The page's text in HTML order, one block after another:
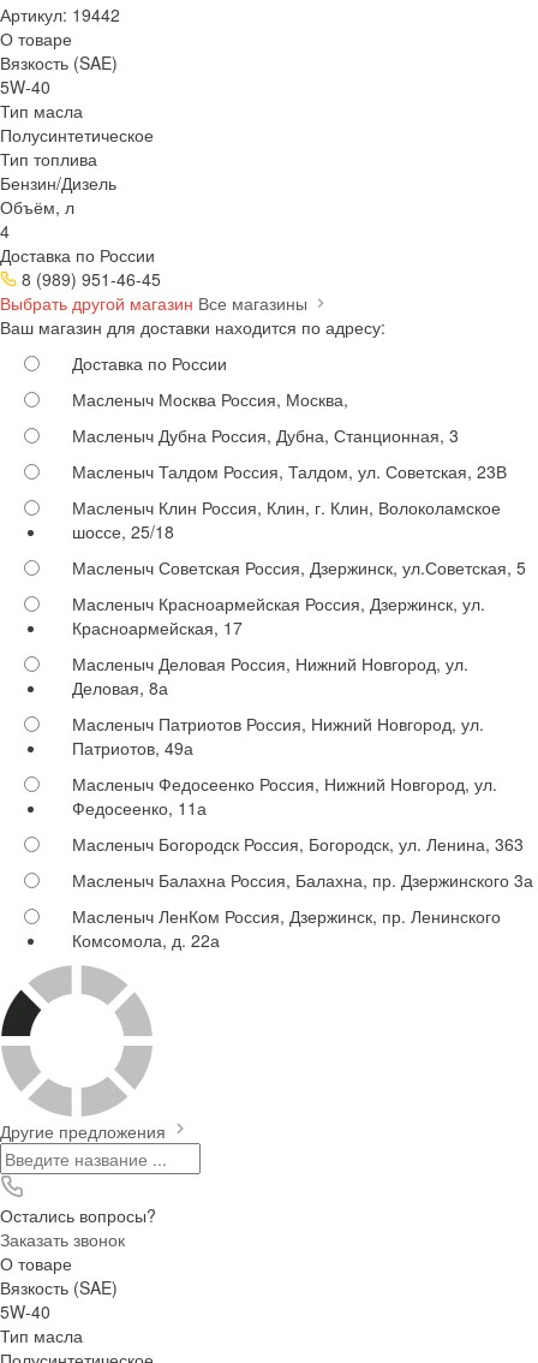
Артикул: 19442
О товаре
Вязкость (SAE)
5W-40
Тип масла
Полусинтетическое
Тип топлива
Бензин/Дизель
Объём, л
4
Доставка по России
8 (989) 951-46-45
Выбрать другой магазин Все магазины
Ваш магазин для доставки находится по адресу:
Доставка по России
Масленыч Москва Россия, Москва,
Масленыч Дубна Россия, Дубна, Станционная, 3
Масленыч Талдом Россия, Талдом, ул. Советская, 23В
Масленыч Клин Россия, Клин, г. Клин, Волоколамское
шоссе, 25/18
Масленыч Советская Россия, Дзержинск, ул.Советская, 5
Масленыч Красноармейская Россия, Дзержинск, ул.
Красноармейская, 17
Масленыч Деловая Россия, Нижний Новгород, ул.
Деловая, 8а
Масленыч Патриотов Россия, Нижний Новгород, ул.
Патриотов, 49а
Масленыч Федосеенко Россия, Нижний Новгород, ул.
Федосеенко, 11а
Масленыч Богородск Россия, Богородск, ул. Ленина, 363
Масленыч Балахна Россия, Балахна, пр. Дзержинского 3а
Масленыч ЛенКом Россия, Дзержинск, пр. Ленинского
Комсомола, д. 22а
Другие предложения
Остались вопросы?
Заказать звонок
О товаре
Вязкость (SAE)
5W-40
Тип масла